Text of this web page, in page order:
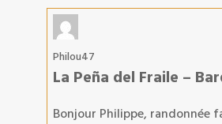
Philou47
La Peña del Fraile –
Bonjour Philippe, randonnée